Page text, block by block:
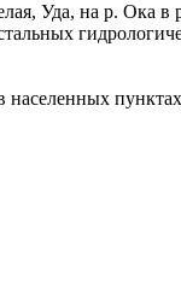
Уда, на р.
населенных